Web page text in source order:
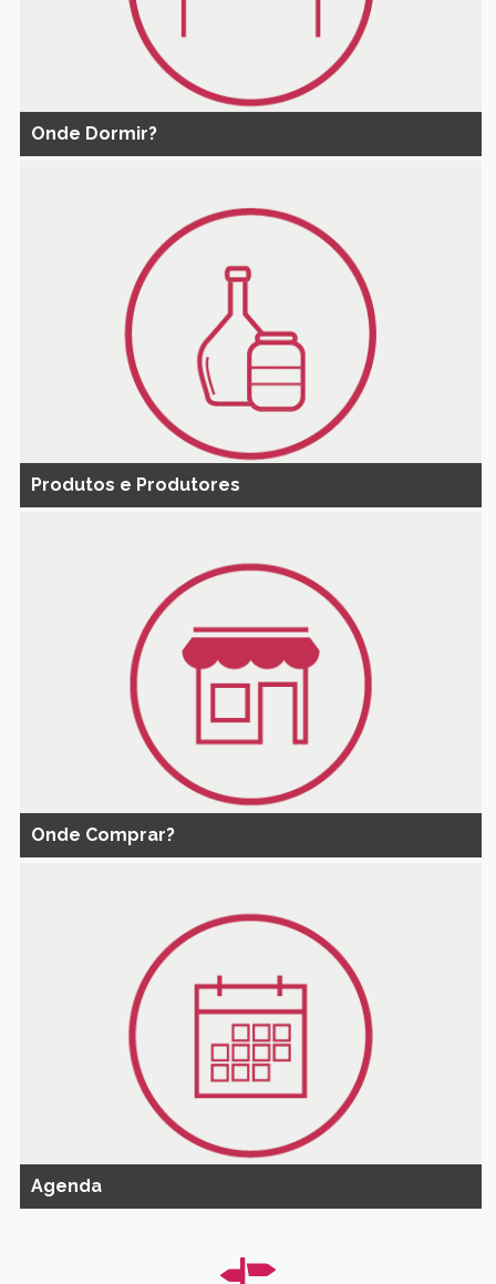
Onde Dormir?
Produtos e Produtores
Onde Comprar?
Agenda